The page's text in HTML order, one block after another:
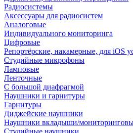
Радиосистемы
Аксессуары для радиосистем
Аналоговые
Индивидуального мониторинга
Цифровые
Репортёрские, накамерные, для iOS
Студийные микрофоны
Ламповые
Ленточные
С большой диафрагмой
Наушники и гарнитуры
Гарнитуры
Диджейские наушники
Наушники вкладыши/
Студийные наушники